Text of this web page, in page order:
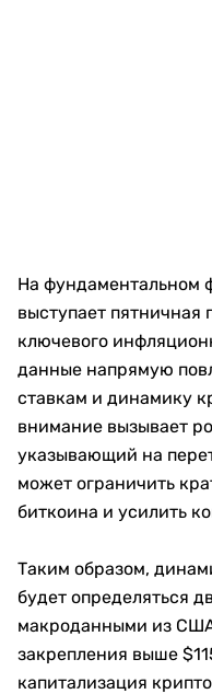
На фундаментальном
выступает пятничная
ключевого
данные напрямую
ставкам и динамику
внимание вызывает
указывающий на
может ограничить
биткоина и усилить
Таким образом,
будет определяться
макроданными из
закрепления выше
капитализация